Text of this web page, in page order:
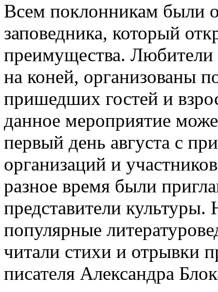
Всем поклонникам были
заповедника, который
преимущества.
на коней, организованы
пришедших гостей и
данное мероприятие
первый день августа с
организаций и
разное время были
представители
популярные
читали стихи и отрывки
писателя Александра